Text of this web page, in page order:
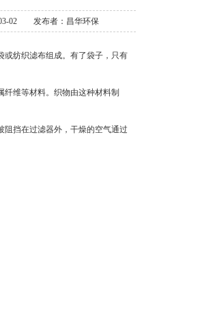
发布者：昌华环保
02
或纺织滤布组成。有了袋子，只有
维等材料。织物由这种材料制
挡在过滤器外，干燥的空气通过